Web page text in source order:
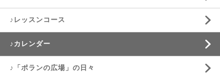
♪レッスンコース
♪カレンダー
♪「ポランの広場」の日々